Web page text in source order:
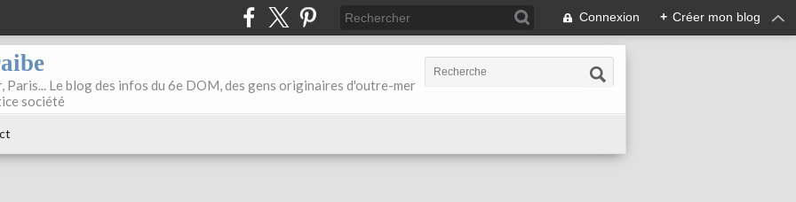
Connexion + Créer mon blog
Paris... Le blog des infos du 6e DOM, des gens originaires d'outre-mer
société